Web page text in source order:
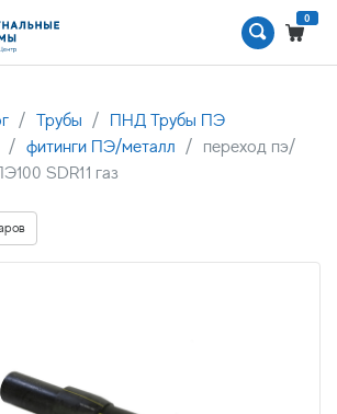
0
Трубы
ПНД Трубы ПЭ
фитинги ПЭ/металл
переход пэ/
SDR11 газ